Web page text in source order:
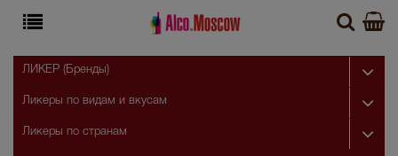
ЛИКЕР (Бренды)
Ликеры по видам и вкусам
Ликеры по странам